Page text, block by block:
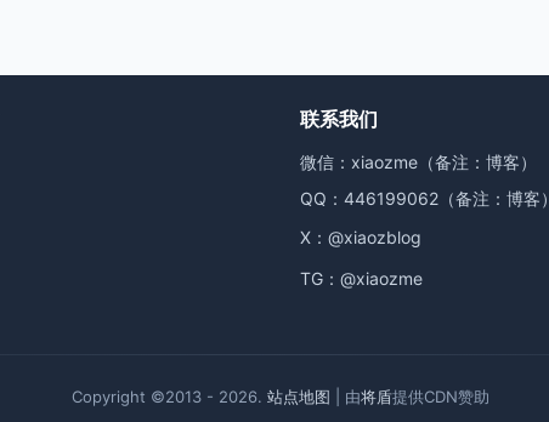
联系我们
微信：xiaozme（备注：博客）
QQ：446199062（备注：博客）
X： @xiaozblog
TG： @xiaozme
Copyright ©2013 - 2026. 站点地图 | 由将盾提供CDN赞助